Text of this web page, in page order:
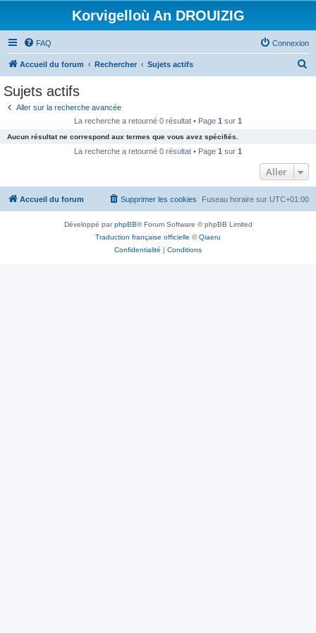
Korvigelloù An DROUIZIG
FAQ Connexion
Accueil du forum Rechercher Sujets actifs
c
e
Sujets actifs
Aller sur la recherche avancée
La recherche a retourné 0 résultat • Page 1 sur 1
Aucun résultat ne correspond aux termes que vous avez spécifiés.
La recherche a retourné 0 résultat • Page 1 sur 1
Aller
Accueil du forum Fuseau horaire sur UTC+01:00
Supprimer les cookies
Développé parphpBB® Forum Software © phpBB Limited
Traduction française officielle ©Qiaeru
Confidentialité | Conditions